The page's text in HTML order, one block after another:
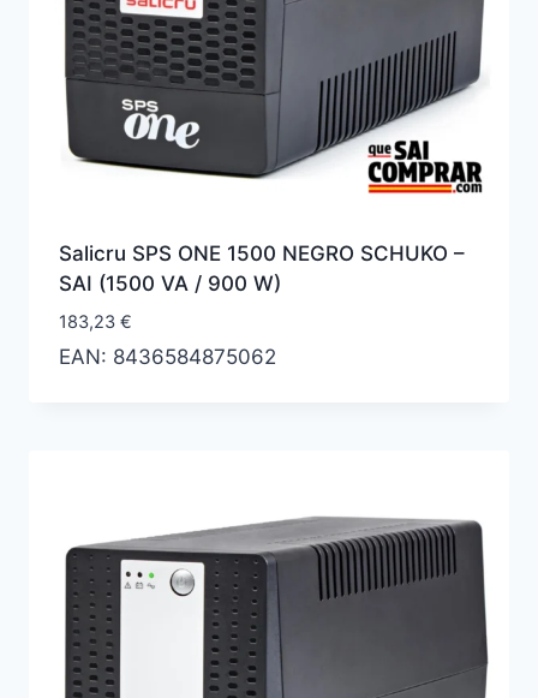
Salicru SPS ONE 1500 NEGRO SCHUKO –
SAI (1500 VA / 900 W)
183,23 €
EAN: 8436584875062